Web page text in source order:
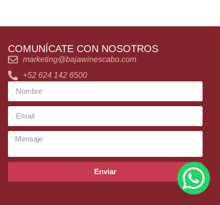
COMUNÍCATE CON NOSOTROS
marketing@bajawinescabo.com
+52 624 142 6500
Enviar